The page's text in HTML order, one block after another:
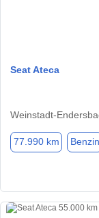
Seat Ateca
Weinstadt-
77.990 km Benzin